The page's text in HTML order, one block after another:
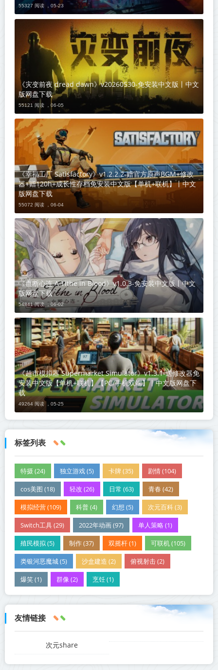
55327 阅读 ， 05-23
《灾变前夜 dread dawn》v20260530-免安装中文版丨中文
版网盘下载
55121 阅读 ， 06-05
《幸福工厂 Satisfactory》v1.2.2.2-赠官方原声BGM+修改
器+赠120h+成长性存档免安装中文版【单机+联机】丨中文
版网盘下载
55072 阅读 ， 06-04
《血断心连 A Tithe in Blood》v1.0.3-免安装中文版丨中文
版网盘下载
54841 阅读 ， 06-02
《超市模拟器 Supermarket Simulator》v1.3.1-送修改器免
安装中文版【单机+联机】【PC/手机双端】丨中文版网盘下
载
49264 阅读 ， 05-25
标签列表
特摄 (24) 独立游戏 (5) 卡牌 (35) 剧情 (104)
cos美图 (18) 轻改 (26) 日常 (63) 青春 (42)
模拟经营 (109) 科普 (4) 幻想 (5) 次元百科 (3)
Switch工具 (29) 2022年动画 (97) 单人策略 (1)
殖民模拟 (5) 制作 (37) 双摇杆 (1) 可联机 (105)
类银河恶魔城 (5) 沙盒建造 (2) 俯视射击 (2)
爆笑 (1) 群像 (2) 烹饪 (1)
友情链接
次元share